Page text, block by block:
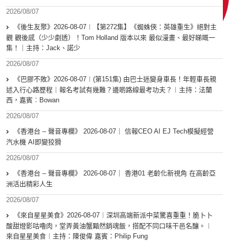
2026/08/07
《後生友聚》2026-08-07︱【第272集】《蜘蛛俠：英雄重生》絕對主
觀 觀後感（少少劇透）！Tom Holland 版本以來 最似漫畫、最好睇嘅一
集！｜主持：Jack、諾少
2026/08/07
《巴膠不敗》2026-08-07︱(第151集) 由巴士迷變身車長！年輕車長親
述入行心路歷程｜報名考試有幾難？邊啲路線最考功夫？︱主持：法蘭
西，嘉賓︰Bowan
2026/08/07
《香港台 – 聲音專欄》 2026-08-07｜ 信報CEO AI EJ Tech模擬經營
汽水機 AI即變狡猾
2026/08/07
《香港台 – 聲音專欄》 2026-08-07｜ 香港01 老齡化新視角 在高齡亞
洲活出精彩人生
2026/08/07
《來自星星美食》2026-08-07︱深圳高端新派中菜驚喜重重！脆卜卜
酸甜燈影咕嚕肉，堂弄黃油蟹黯然銷魂飯，搭配不同口味干邑名釀。︱
來自星星美食︱主持：陳俊偉 嘉賓：Philip Fung